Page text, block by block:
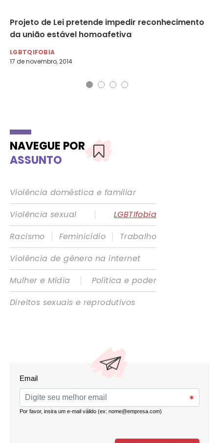
Projeto de Lei pretende impedir reconhecimento
da união estável homoafetiva
LGBTQIFOBIA
17 de novembro, 2014
NAVEGUE POR
ASSUNTO
Violência doméstica e familiar
Violência sexual
|
LGBTIfobia
Racismo
| Feminicídio |
Trabalho
Violência de gênero na internet
Mulher e Mídia
|
Política e poder
Direitos sexuais e reprodutivos